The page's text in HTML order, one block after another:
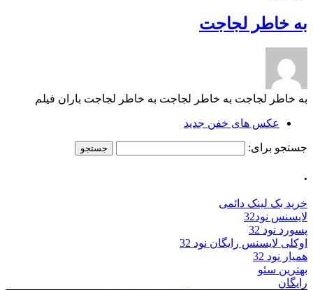
به خاطر لجاجت
به خاطر لجاجت به خاطر لجاجت به خاطر لجاجت باران فیلم
عکس های خفن جدید
جستجو برای:
.
خرید بک لینک دائمی
لایسنس نود32
پسورد نود 32
اوکلی لایسنس رایگان نود 32
همیار نود 32
بهترین سئو
رایگان